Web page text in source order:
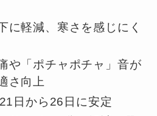
に軽減、寒さを感じにく
や「ポチャポチャ」音が
さ向上
日から26日に安定